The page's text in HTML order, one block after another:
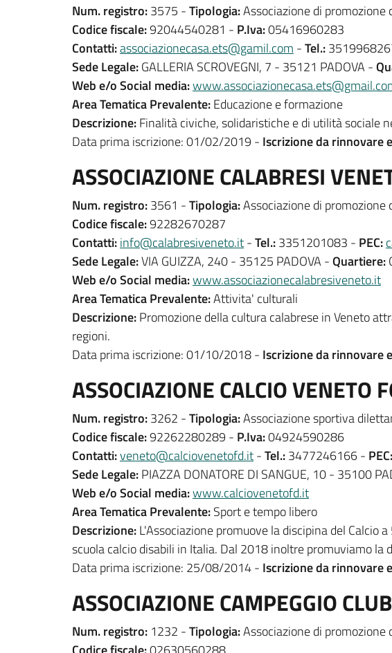
Num. registro:3575 -Tipologia:Associazione di promozione
Codice fiscale:92044540281 - P.Iva:05416960283
Contatti:associazionecasa.ets@gamil.com -Tel.:
Sede Legale:GALLERIA SCROVEGNI, 7 - 35121 PADOVA -
Web e/o Social media:
Area Tematica Prevalente:Educazione e formazione
Descrizione:Finalità civiche, solidaristiche e di utilità sociale
Data prima iscrizione: 01/02/2019 - Iscrizione da rinnovare
ASSOCIAZIONE CALABRESI
Num. registro:3561 -Tipologia:Associazione di promozione
Codice fiscale:92282670287
Contatti:info@calabresiveneto.it-Tel.:3351201083 - PEC:
Sede Legale:VIA GUIZZA, 240 - 35125 PADOVA -Quartiere:
Web e/o Social media:www.associazionecalabresiveneto.it
Area Tematica Prevalente:Attivita' culturali
Descrizione:Promozione della cultura calabrese in Veneto
regioni.
Data prima iscrizione: 01/10/2018 - Iscrizione da rinnovare
ASSOCIAZIONE CALCIO VENETO
Num. registro:3262 -Tipologia:Associazione sportiva
Codice fiscale:92262280289 - P.Iva:04924590286
Contatti:veneto@calciovenetofd.it-Tel.:3477246166 - PEC:
Sede Legale:PIAZZA DONATORE DI SANGUE, 10 - 35100
Web e/o Social media:www.calciovenetofd.it
Area Tematica Prevalente:Sport e tempo libero
Descrizione:L'Associazione promuove la discipina del
scuola calcio disabili in Italia. Dal 2018 inoltre promuviamo la
Data prima iscrizione: 25/08/2014 - Iscrizione da rinnovare
ASSOCIAZIONE CAMPEGGIO
Num. registro: 1232 -Tipologia:Associazione di promozione